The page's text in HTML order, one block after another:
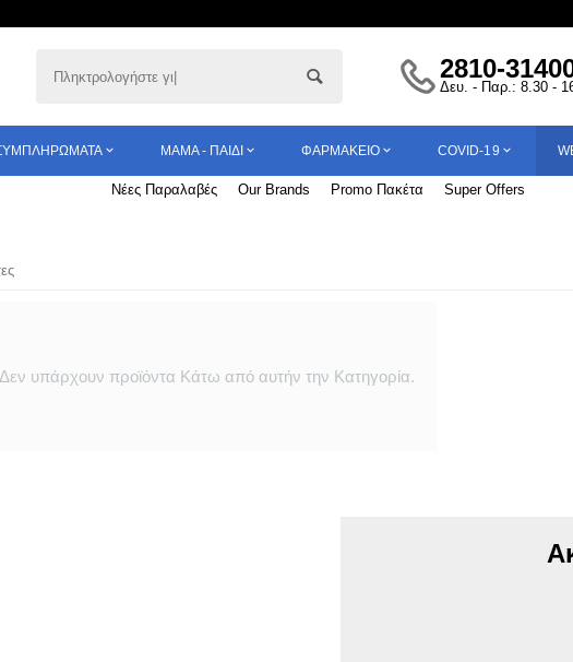
2810-
Δευ. - Παρ.: 8.30 -
ΣΥΜΠΛΗΡΏΜΑΤΑ ΜΑΜΆ - ΠΑΙΔΊ ΦΑΡΜΑΚΕΊΟ COVID-19
Νέες Παραλαβές Our Brands Promo Πακέτα Super Offers
Δεν υπάρχουν προϊόντα Κάτω από αυτήν την Κατηγορία.